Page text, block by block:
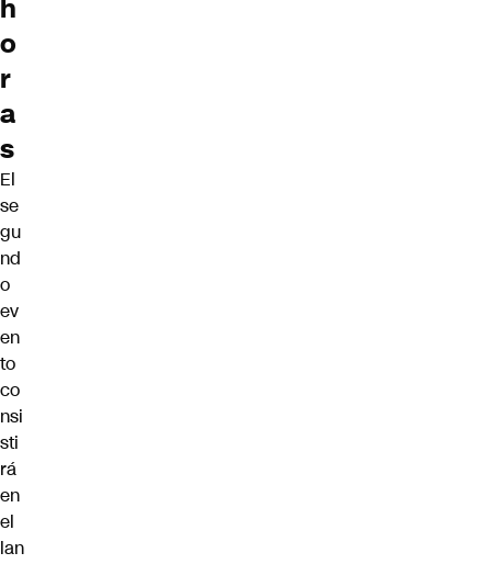
h
o
r
a
s
El
se
gu
nd
o
ev
en
to
co
nsi
sti
rá
en
el
lan